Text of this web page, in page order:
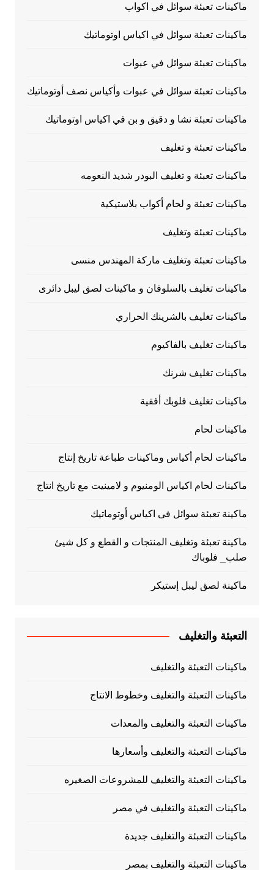
ماكينات تعبئة سوائل في اكواب
ماكينات تعبئة سوائل في اكياس اوتوماتيك
ماكينات تعبئة سوائل في عبوات
ماكينات تعبئة سوائل في عبوات وأكياس نصف أوتوماتيك
ماكينات تعبئة نشا و دقيق و بن في اكياس اوتوماتيك
ماكينات تعبئة و تغليف
ماكينات تعبئة و تغليف البودر شديد النعومه
ماكينات تعبئة و لحام أكواب بلاستيكية
ماكينات تعبئة وتغليف
ماكينات تعبئة وتغليف ماركة المهندس منسى
ماكينات تغليف بالسلوفان و ماكينات لصق ليبل دائرى
ماكينات تغليف بالشرينك الحراري
ماكينات تغليف بالفاكيوم
ماكينات تغليف شرنك
ماكينات تغليف فلوبك أفقية
ماكينات لحام
ماكينات لحام أكياس وماكينات طباعة تاريخ إنتاج
ماكينات لحام اكياس الومنيوم و لامينيت مع تاريخ انتاج
ماكينة تعبئة سوائل فى اكياس أوتوماتيك
ماكينة تعبئة وتغليف المنتجات و القطع و كل شيئ
صلب_ فلوباك
ماكينة لصق ليبل إستيكر
التعبئة والتغليف
ماكينات التعبئة والتغليف
ماكينات التعبئة والتغليف وخطوط الانتاج
ماكينات التعبئة والتغليف والمعدات
ماكينات التعبئة والتغليف وأسعارها
ماكينات التعبئة والتغليف للمشروعات الصغيره
ماكينات التعبئة والتغليف في مصر
ماكينات التعبئة والتغليف جديدة
ماكينات التعبئة والتغليف بمصر